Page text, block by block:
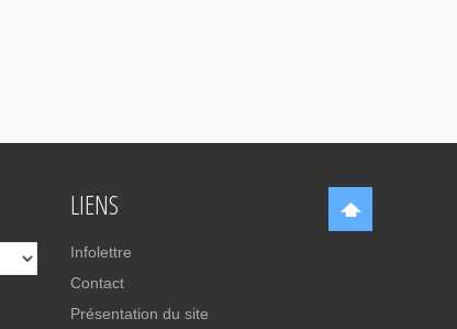
LIENS
Infolettre
Contact
Présentation du site